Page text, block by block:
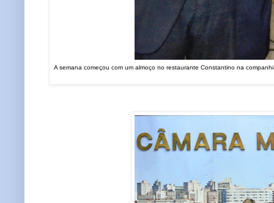
A semana começou com um almoço no restaurante Constantino na